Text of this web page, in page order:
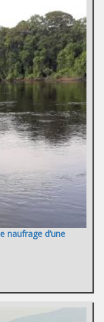
naufrage d’une